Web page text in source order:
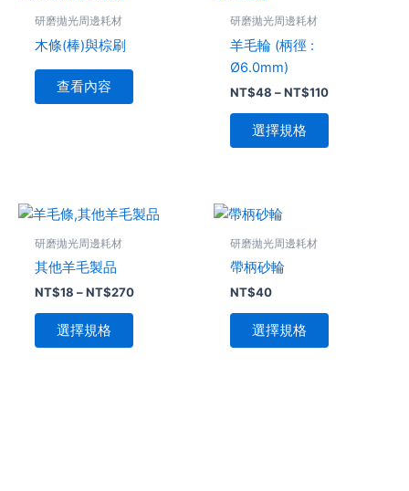
研磨拋光周邊耗材
木條(棒)與棕刷
查看內容
研磨拋光周邊耗材
羊毛輪 (柄徑 :
Ø6.0mm)
NT$48 – NT$110
選擇規格
種
式。
擇
選
研磨拋光周邊耗材
其他羊毛製品
NT$18 – NT$270
價
格
到
選擇規格
此
多
款
研磨拋光周邊耗材
帶柄砂輪
NT$40
選擇規格
款